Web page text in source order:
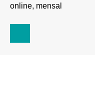
online, mensal